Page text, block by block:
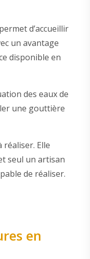
d’accueillir
un avantage
disponible en
des eaux de
une gouttière
réaliser. Elle
seul un artisan
de réaliser.
en